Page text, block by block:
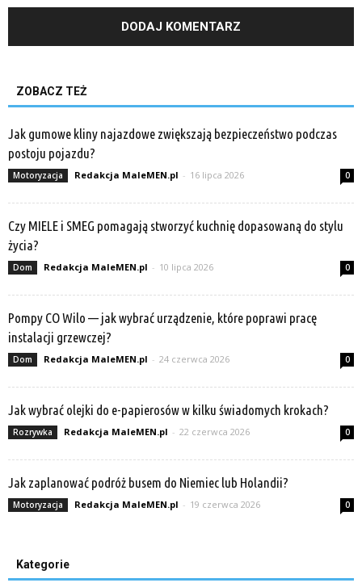
ZOBACZ TEŻ
Jak gumowe kliny najazdowe zwiększają bezpieczeństwo podczas
postoju pojazdu?
Motoryzacja Redakcja MaleMEN.pl - 16 lipca 2026 0
Czy MIELE i SMEG pomagają stworzyć kuchnię dopasowaną do stylu
życia?
Dom Redakcja MaleMEN.pl - 10 lipca 2026 0
Pompy CO Wilo — jak wybrać urządzenie, które poprawi pracę
instalacji grzewczej?
Dom Redakcja MaleMEN.pl - 24 czerwca 2026 0
Jak wybrać olejki do e-papierosów w kilku świadomych krokach?
Rozrywka Redakcja MaleMEN.pl - 22 czerwca 2026 0
Jak zaplanować podróż busem do Niemiec lub Holandii?
Motoryzacja Redakcja MaleMEN.pl - 19 czerwca 2026 0
Kategorie